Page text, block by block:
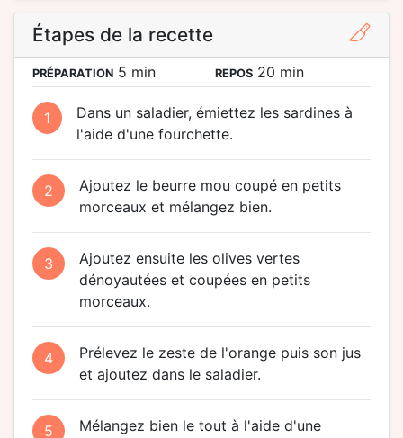
Étapes de la recette
PRÉPARATION 5 min REPOS 20 min
1
Dans un saladier, émiettez les sardines à
l'aide d'une fourchette.
2
Ajoutez le beurre mou coupé en petits
morceaux et mélangez bien.
3
Ajoutez ensuite les olives vertes
dénoyautées et coupées en petits
morceaux.
4
Prélevez le zeste de l'orange puis son jus
et ajoutez dans le saladier.
5 Mélangez bien le tout à l'aide d'une